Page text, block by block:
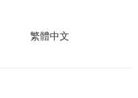
繁體中文